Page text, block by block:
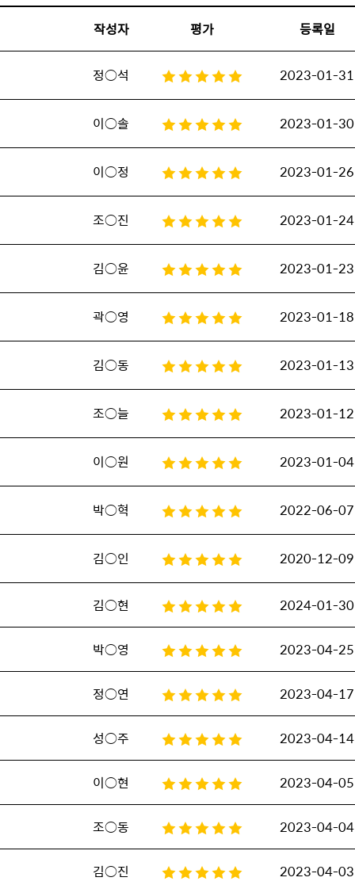
작성자 평가 등록일
정○석 2023-01-31
이○솔 2023-01-30
이○정 2023-01-26
조○진 2023-01-24
김○윤 2023-01-23
곽○영 2023-01-18
김○동 2023-01-13
조○늘 2023-01-12
이○원 2023-01-04
박○혁 2022-06-07
김○인 2020-12-09
김○현 2024-01-30
박○영 2023-04-25
정○연 2023-04-17
성○주 2023-04-14
이○현 2023-04-05
조○동 2023-04-04
김○진 2023-04-03